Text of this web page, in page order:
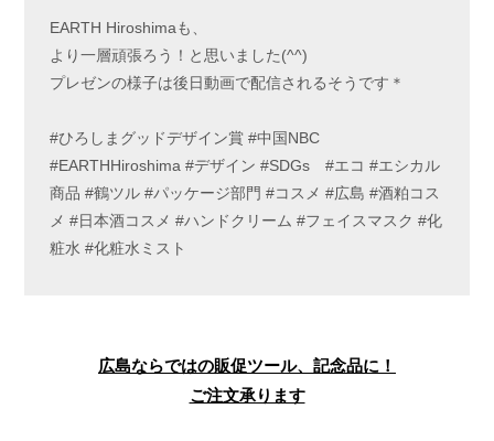
EARTH Hiroshimaも、
より一層頑張ろう！と思いました(^^)
プレゼンの様子は後日動画で配信されるそうです＊
#ひろしまグッドデザイン賞 #中国NBC
#EARTHHiroshima #デザイン #SDGs #エコ #エシカル
商品 #鶴ツル #パッケージ部門 #コスメ #広島 #酒粕コス
メ #日本酒コスメ #ハンドクリーム #フェイスマスク #化
粧水 #化粧水ミスト
広島ならではの販促ツール、記念品に！
ご注文承ります